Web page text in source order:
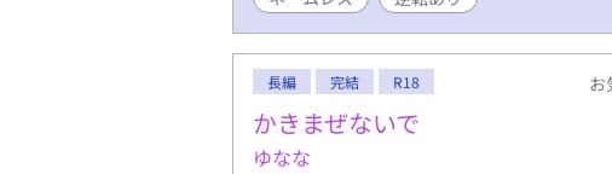
長編 完結 R18 お
かきまぜないで
ゆなな